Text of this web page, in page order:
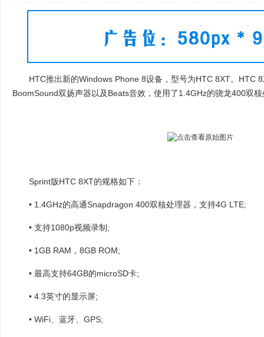
HTC推出新的Windows Phone 8设备，型号为HTC 8XT。HTC
BoomSound双扬声器以及Beats音效，使用了1.4GHz的骁龙400双
Sprint版HTC 8XT的规格如下：
• 1.4GHz的高通Snapdragon 400双核处理器，支持4G LTE;
• 支持1080p视频录制;
• 1GB RAM，8GB ROM;
• 最高支持64GB的microSD卡;
• 4.3英寸的显示屏;
• WiFi、蓝牙、GPS;